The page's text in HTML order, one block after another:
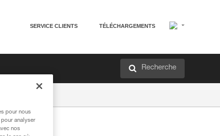
SERVICE CLIENTS TÉLÉCHARGEMENTS
Recherche
pour nous
analyser
nos